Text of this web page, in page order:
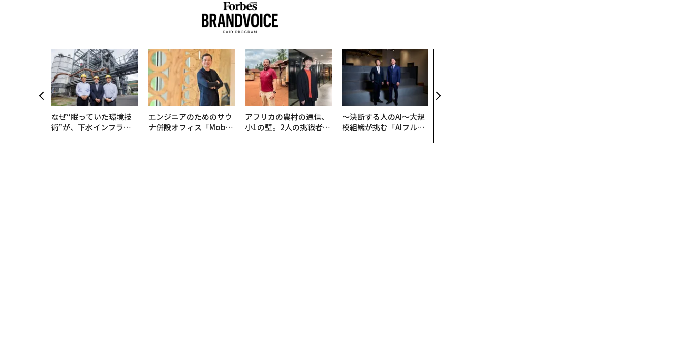
なぜ“眠っていた環境技
術”が、下水インフラを
エンジニアのためのサウ
ナ併設オフィス「Mobiu
アフリカの農村の通信、
小1の壁。2人の挑戦者が
〜決断する人のAI〜大規
模組織が挑む「AIフル実